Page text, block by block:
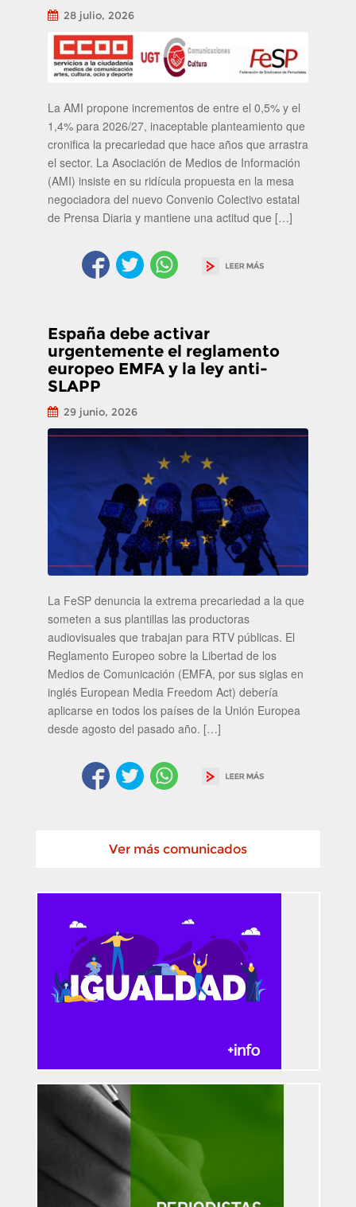
28 julio, 2026
La AMI propone incrementos de entre el 0,5% y el
1,4% para 2026/27, inaceptable planteamiento que
cronifica la precariedad que hace años que arrastra
el sector. La Asociación de Medios de Información
(AMI) insiste en su ridícula propuesta en la mesa
negociadora del nuevo Convenio Colectivo estatal
de Prensa Diaria y mantiene una actitud que […]
España debe activar
urgentemente el reglamento
europeo EMFA y la ley anti-
SLAPP
29 junio, 2026
La FeSP denuncia la extrema precariedad a la que
someten a sus plantillas las productoras
audiovisuales que trabajan para RTV públicas. El
Reglamento Europeo sobre la Libertad de los
Medios de Comunicación (EMFA, por sus siglas en
inglés European Media Freedom Act) debería
aplicarse en todos los países de la Unión Europea
desde agosto del pasado año. […]
Ver más comunicados